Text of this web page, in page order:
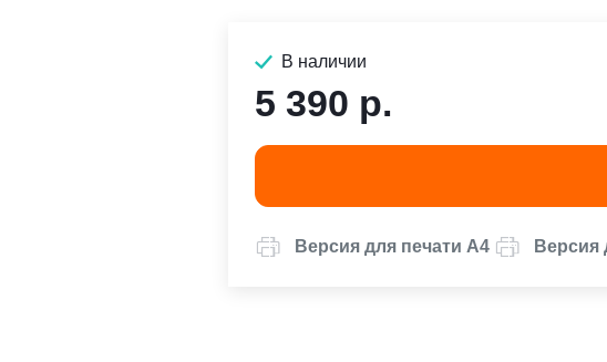
В наличии
5 390 р.
Версия для печати А4 Версия